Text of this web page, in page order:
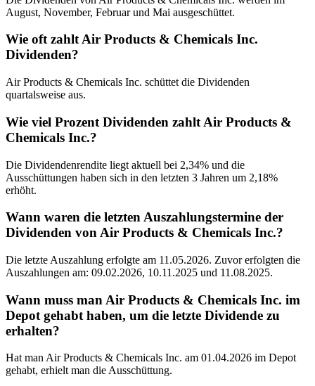
August, November, Februar und Mai ausgeschüttet.
Wie oft zahlt Air Products & Chemicals Inc.
Dividenden?
Air Products & Chemicals Inc. schüttet die Dividenden
quartalsweise aus.
Wie viel Prozent Dividenden zahlt Air Products &
Chemicals Inc.?
Die Dividendenrendite liegt aktuell bei 2,34% und die
Ausschüttungen haben sich in den letzten 3 Jahren um 2,18%
erhöht.
Wann waren die letzten Auszahlungstermine der
Dividenden von Air Products & Chemicals Inc.?
Die letzte Auszahlung erfolgte am 11.05.2026. Zuvor erfolgten die
Auszahlungen am: 09.02.2026, 10.11.2025 und 11.08.2025.
Wann muss man Air Products & Chemicals Inc. im
Depot gehabt haben, um die letzte Dividende zu
erhalten?
Hat man Air Products & Chemicals Inc. am 01.04.2026 im Depot
gehabt, erhielt man die Ausschüttung.